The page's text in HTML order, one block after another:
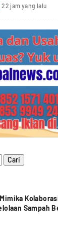
22 jam yang lalu
Sampah